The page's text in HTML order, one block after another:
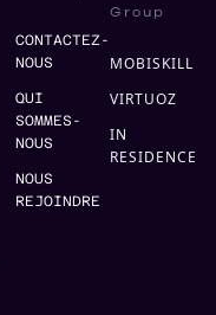
CONTACTEZ-
NOUS
QUI
SOMMES-
NOUS
NOUS
REJOINDRE
Group
MOBISKILL
VIRTUOZ
IN
RESIDENCE